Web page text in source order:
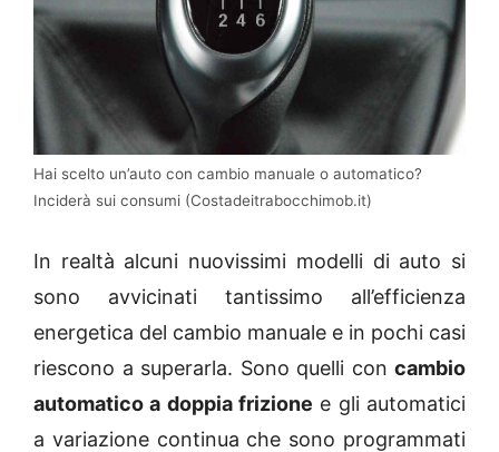
Hai scelto un’auto con cambio manuale o automatico?
Inciderà sui consumi (Costadeitrabocchimob.it)
In realtà alcuni nuovissimi modelli di auto si
sono avvicinati tantissimo all’efficienza
energetica del cambio manuale e in pochi casi
riescono a superarla. Sono quelli con cambio
automatico a doppia frizione e gli automatici
a variazione continua che sono programmati